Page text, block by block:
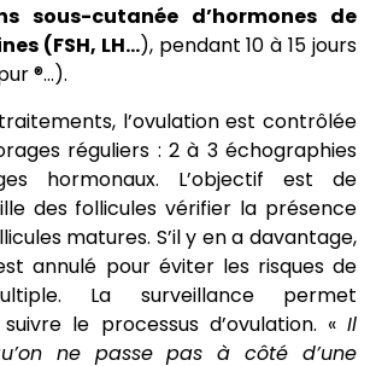
sous-cutanée d’hormones de
(FSH, LH…), pendant 10 à 15 jours
®…).
l’ovulation est contrôlée
réguliers : 2 à 3 échographies
hormonaux. L’objectif est de
des follicules vérifier la présence
matures. S’il y en a davantage,
annulé pour éviter les risques de
La surveillance permet
le processus d’ovulation. « Il
ne passe pas à côté d’une